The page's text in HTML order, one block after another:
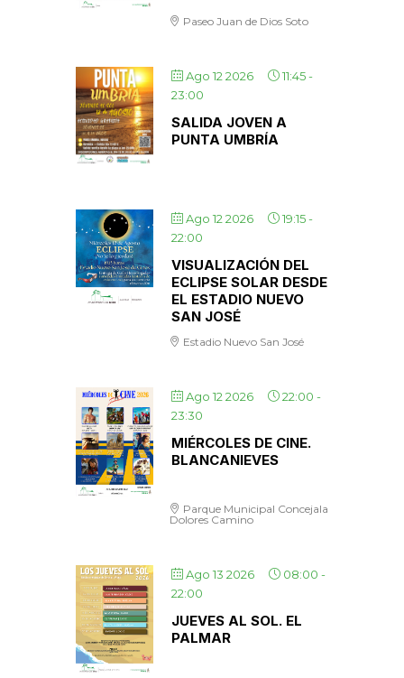
Paseo Juan de Dios Soto
Ago 12 2026 11:45-
23:00
SALIDA JOVEN A
PUNTA UMBRÍA
Ago 12 2026 19:15-
22:00
VISUALIZACIÓN DEL
ECLIPSE SOLAR DESDE
EL ESTADIO NUEVO
SAN JOSÉ
Estadio Nuevo San José
Ago 12 2026 22:00 -
23:30
MIÉRCOLES DE CINE.
BLANCANIEVES
Parque Municipal Concejala
Dolores Camino
Ago 13 2026 08:00 -
22:00
JUEVES AL SOL. EL
PALMAR